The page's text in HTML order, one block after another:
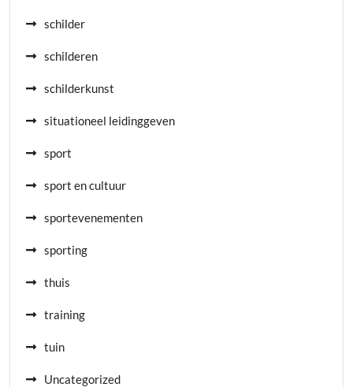
schilder
schilderen
schilderkunst
situationeel leidinggeven
sport
sport en cultuur
sportevenementen
sporting
thuis
training
tuin
Uncategorized